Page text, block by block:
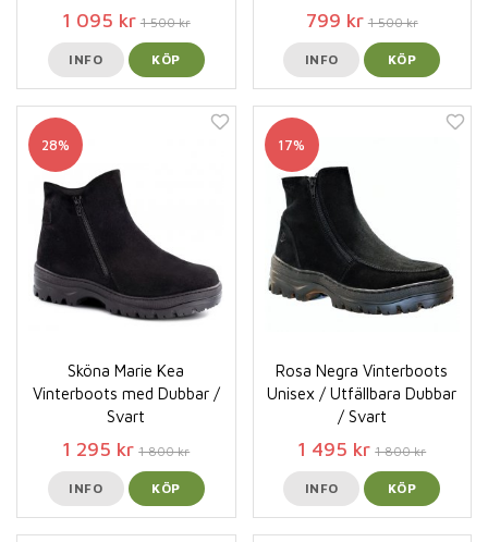
1 095 kr 1 500 kr
INFO KÖP
799 kr 1 500 kr
INFO KÖP
28%
Sköna Marie Kea
Vinterboots med Dubbar /
Svart
1 295 kr 1 800 kr
INFO KÖP
17%
Rosa Negra Vinterboots
Unisex / Utfällbara Dubbar
/ Svart
1 495 kr 1 800 kr
INFO KÖP